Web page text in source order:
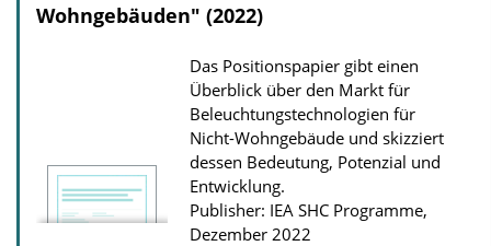
Wohngebäuden" (2022)
Das Positionspapier gibt einen
Überblick über den Markt für
Beleuchtungs­technologien für
Nicht-Wohngebäude und skizziert
dessen Bedeutung, Potenzial und
Entwicklung.
Publisher: IEA SHC Programme,
Dezember 2022